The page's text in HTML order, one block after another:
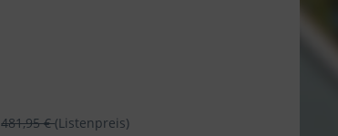
481,95 €(Listenpreis)